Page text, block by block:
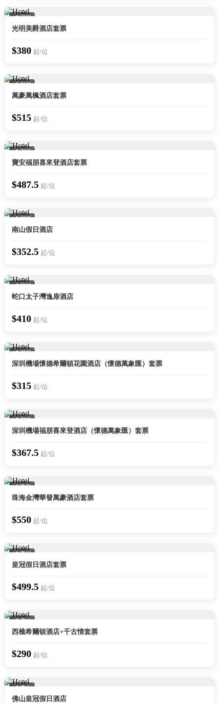
📍 深圳
光明美爵酒店套票
$380 起/位
📍 深圳
萬豪萬楓酒店套票
$515 起/位
📍 深圳
寶安福朋喜來登酒店套票
$487.5 起/位
📍 深圳
南山假日酒店
$352.5 起/位
📍 深圳
蛇口太子灣逸扉酒店
$410 起/位
📍 深圳
深圳機場懷德希爾頓花園酒店（懷德萬象匯）套票
$315 起/位
📍 深圳
深圳機場福朋喜來登酒店（懷德萬象匯）套票
$367.5 起/位
📍 珠海
珠海金灣華發萬豪酒店套票
$550 起/位
📍 惠州
皇冠假日酒店套票
$499.5 起/位
📍 佛山
西樵希爾頓酒店+千古情套票
$290 起/位
📍 佛山
佛山皇冠假日酒店